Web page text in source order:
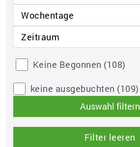
Wochentage
Zeitraum
Keine Begonnen (108)
keine ausgebuchten (109)
Auswahl filtern
Filter leeren